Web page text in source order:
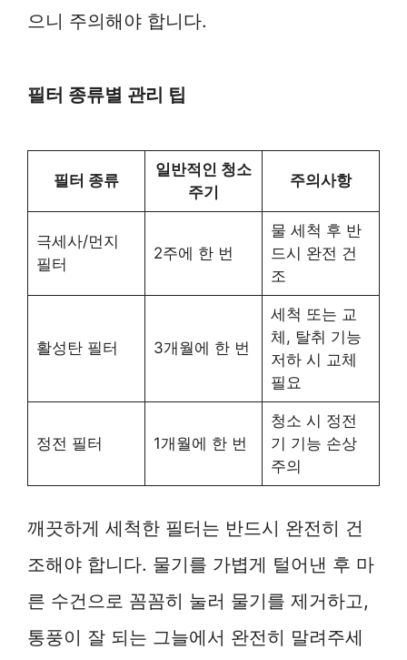
으니 주의해야 합니다.
필터 종류별 관리 팁
필터 종류
일반적인 청소
주기
주의사항
극세사/먼지
필터
2주에 한 번
물 세척 후 반
드시 완전 건
조
활성탄 필터 3개월에 한 번
세척 또는 교
체, 탈취 기능
저하 시 교체
필요
정전 필터 1개월에 한 번
청소 시 정전
기 기능 손상
주의
깨끗하게 세척한 필터는 반드시 완전히 건
조해야 합니다. 물기를 가볍게 털어낸 후 마
른 수건으로 꼼꼼히 눌러 물기를 제거하고,
통풍이 잘 되는 그늘에서 완전히 말려주세